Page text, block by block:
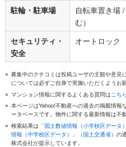
駐輪・駐車場
自転車置き場
む）
セキュリティ・
安全
オートロック
募集中のクチコミは投稿ユーザの主観や意見
については必ずご自身で実施いただくようお
マンション情報に関するよくある質問はこち
本ページはYahoo!不動産への過去の掲載情報
ータベースです。物件に関する最新情報は不
検索結果は 「国土数値情報（小学校区データ
情報（中学校区データ）」（国土交通省） の
株式会社が提示しています。